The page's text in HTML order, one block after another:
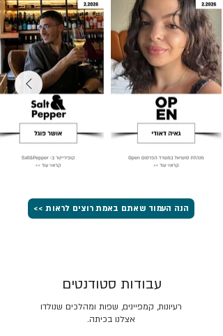
הנה העמוד שאתם באמת רוצים לראות >>
רעיונות, קמפיינים, שפות ומהלכים שנולדו
אצלנו בכיתה.
עבודות סטודנטים